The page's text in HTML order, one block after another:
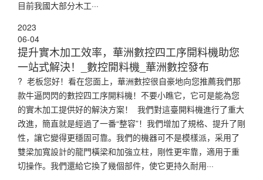
目前我國大部分木工···
2023
06-04
提升實木加工效率，華洲數控四工序開料機助您
一站式解決！_數控開料機_華洲數控發布
? 老板您好！看在您面上，華洲數控很自豪地向您推薦我們那
款牛逼閃閃的數控四工序開料機！不要小瞧它，它可是能為您
的實木加工提供好的解決方案！ 我們對這臺開料機進行了重大
改進，簡直就是經過了一番“整容”！我們增加了規格、提升了剛
性，讓它變得更穩固可靠。我們的機器可不是模樣派，采用了
雙梁加寬設計的龍門橫梁和加強立柱，剛性更牢靠，適用于重
切操作。我們還給它換了幾個部件，使它更持久耐用···